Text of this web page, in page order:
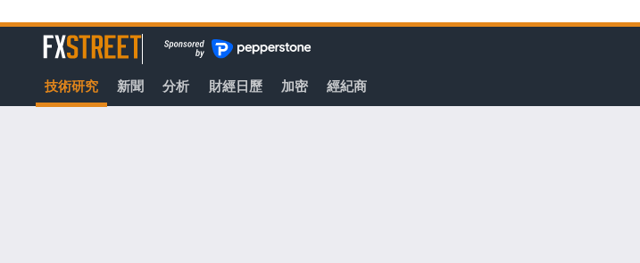
至
容
FXStreet
技術研究 新聞 分析 財經日歷 加密 經紀商